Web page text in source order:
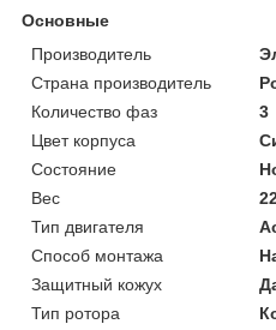
Основные
Производитель
Страна производитель
Количество фаз
3
Цвет корпуса
Состояние
Вес
Тип двигателя
Способ монтажа
Защитный кожух
Тип ротора